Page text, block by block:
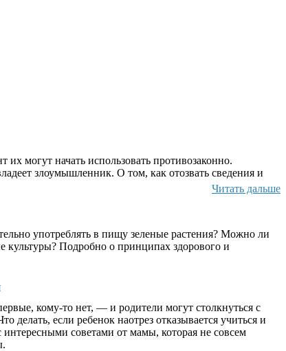
могут начать использовать противозаконно.
злоумышленник. О том, как отозвать сведения и
Читать дальше
употреблять в пищу зеленые растения? Можно ли
культуры? Подробно о принципах здорового и
кому-то нет, — и родители могут столкнуться с
делать, если ребенок наотрез отказывается учиться и
интересными советами от мамы, которая не совсем